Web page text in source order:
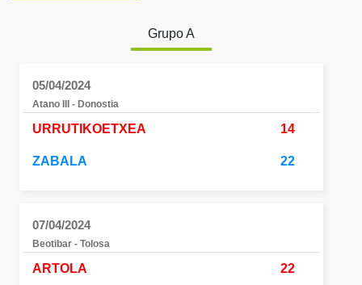
Grupo A
05/04/2024
Atano III - Donostia
URRUTIKOETXEA 14
ZABALA 22
07/04/2024
Beotibar - Tolosa
ARTOLA 22